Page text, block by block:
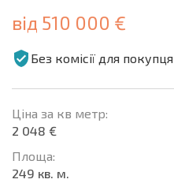
від 510 000 €
Без комісії для покупця
Ціна за кв метр:
2 048 €
Площа:
249 кв. м.